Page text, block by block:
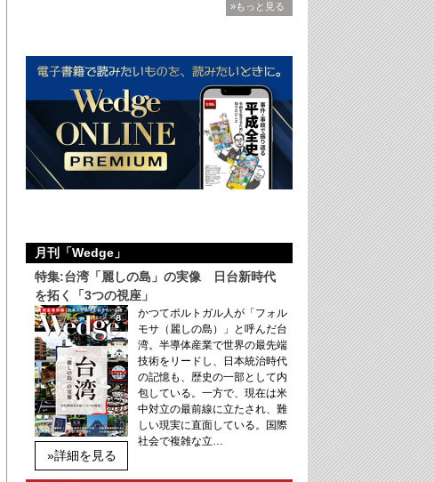
»もっと見る
月刊「Wedge」
特集:台湾「麗しの島」の実像 日台新時代
を拓く「3つの視座」
»詳細を見る
かつてポルトガル人が「フォル
モサ（麗しの島）」と呼んだ台
湾。半導体産業で世界の最先端
技術をリードし、日本統治時代
の記憶も、歴史の一部として内
包している。一方で、現在は米
中対立の最前線に立たされ、難
しい現実に直面している。国際
社会で複雑な立…